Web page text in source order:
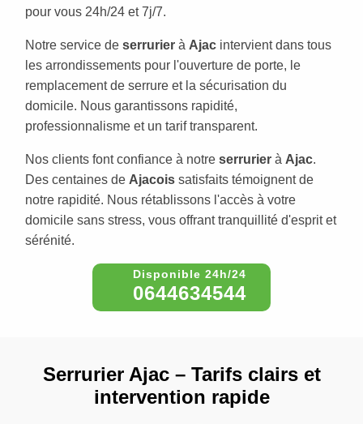
pour vous 24h/24 et 7j/7.
Notre service de serrurier à Ajac intervient dans tous
les arrondissements pour l'ouverture de porte, le
remplacement de serrure et la sécurisation du
domicile. Nous garantissons rapidité,
professionnalisme et un tarif transparent.
Nos clients font confiance à notre serrurier à Ajac.
Des centaines de Ajacois satisfaits témoignent de
notre rapidité. Nous rétablissons l'accès à votre
domicile sans stress, vous offrant tranquillité d'esprit et
sérénité.
0644634544
Serrurier Ajac – Tarifs clairs et
intervention rapide